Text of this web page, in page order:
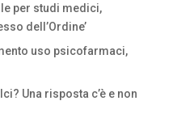
per studi medici,
dell’Ordine’
uso psicofarmaci,
Una risposta c’è e non